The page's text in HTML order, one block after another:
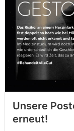
Unsere
erneut!